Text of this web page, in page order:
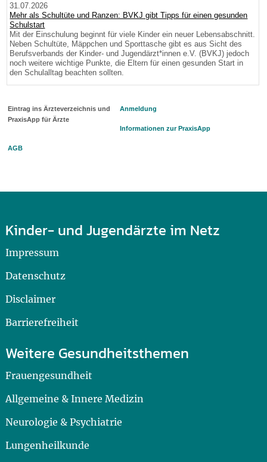
31.07.2026
Mehr als Schultüte und Ranzen: BVKJ gibt Tipps für einen gesunden
Schulstart
Mit der Einschulung beginnt für viele Kinder ein neuer Lebensabschnitt.
Neben Schultüte, Mäppchen und Sporttasche gibt es aus Sicht des
Berufsverbands der Kinder- und Jugendärzt*innen e.V. (BVKJ) jedoch
noch weitere wichtige Punkte, die Eltern für einen gesunden Start in
den Schulalltag beachten sollten.
Eintrag ins Ärzteverzeichnis und
PraxisApp für Ärzte
Anmeldung
Informationen zur PraxisApp
AGB
Kinder- und Jugendärzte im Netz
Impressum
Datenschutz
Disclaimer
Barrierefreiheit
Weitere Gesundheitsthemen
Frauengesundheit
Allgemeine & Innere Medizin
Neurologie & Psychiatrie
Lungenheilkunde